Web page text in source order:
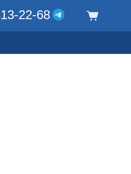
22-68